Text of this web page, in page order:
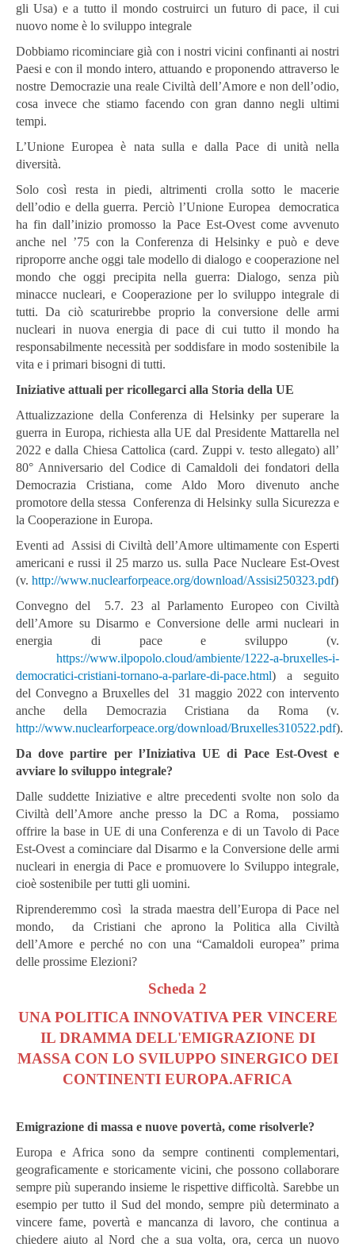
gli Usa) e a tutto il mondo costruirci un futuro di pace, il cui
nuovo nome è lo sviluppo integrale
Dobbiamo ricominciare già con i nostri vicini confinanti ai nostri
Paesi e con il mondo intero, attuando e proponendo attraverso le
nostre Democrazie una reale Civiltà dell’Amore e non dell’odio,
cosa invece che stiamo facendo con gran danno negli ultimi
tempi.
L’Unione Europea è nata sulla e dalla Pace di unità nella
diversità.
Solo così resta in piedi, altrimenti crolla sotto le macerie
dell’odio e della guerra. Perciò l’Unione Europea democratica
ha fin dall’inizio promosso la Pace Est-Ovest come avvenuto
anche nel ’75 con la Conferenza di Helsinky e può e deve
riproporre anche oggi tale modello di dialogo e cooperazione nel
mondo che oggi precipita nella guerra: Dialogo, senza più
minacce nucleari, e Cooperazione per lo sviluppo integrale di
tutti. Da ciò scaturirebbe proprio la conversione delle armi
nucleari in nuova energia di pace di cui tutto il mondo ha
responsabilmente necessità per soddisfare in modo sostenibile la
vita e i primari bisogni di tutti.
Iniziative attuali per ricollegarci alla Storia della UE
Attualizzazione della Conferenza di Helsinky per superare la
guerra in Europa, richiesta alla UE dal Presidente Mattarella nel
2022 e dalla Chiesa Cattolica (card. Zuppi v. testo allegato) all’
80° Anniversario del Codice di Camaldoli dei fondatori della
Democrazia Cristiana, come Aldo Moro divenuto anche
promotore della stessa Conferenza di Helsinky sulla Sicurezza e
la Cooperazione in Europa.
Eventi ad Assisi di Civiltà dell’Amore ultimamente con Esperti
americani e russi il 25 marzo us. sulla Pace Nucleare Est-Ovest
(v. http://www.nuclearforpeace.org/download/Assisi250323.pdf)
Convegno del 5.7. 23 al Parlamento Europeo con Civiltà
dell’Amore su Disarmo e Conversione delle armi nucleari in
energia di pace e sviluppo (v.
https://www.ilpopolo.cloud/ambiente/1222-a-bruxelles-i-
democratici-cristiani-tornano-a-parlare-di-pace.html) a seguito
del Convegno a Bruxelles del 31 maggio 2022 con intervento
anche della Democrazia Cristiana da Roma (v.
http://www.nuclearforpeace.org/download/Bruxelles310522.pdf).
Da dove partire per l’Iniziativa UE di Pace Est-Ovest e
avviare lo sviluppo integrale?
Dalle suddette Iniziative e altre precedenti svolte non solo da
Civiltà dell’Amore anche presso la DC a Roma, possiamo
offrire la base in UE di una Conferenza e di un Tavolo di Pace
Est-Ovest a cominciare dal Disarmo e la Conversione delle armi
nucleari in energia di Pace e promuovere lo Sviluppo integrale,
cioè sostenibile per tutti gli uomini.
Riprenderemmo così la strada maestra dell’Europa di Pace nel
mondo, da Cristiani che aprono la Politica alla Civiltà
dell’Amore e perché no con una “Camaldoli europea” prima
delle prossime Elezioni?
Scheda 2
UNA POLITICA INNOVATIVA PER VINCERE
IL DRAMMA DELL'EMIGRAZIONE DI
MASSA CON LO SVILUPPO SINERGICO DEI
CONTINENTI EUROPA.AFRICA
Emigrazione di massa e nuove povertà, come risolverle?
Europa e Africa sono da sempre continenti complementari,
geograficamente e storicamente vicini, che possono collaborare
sempre più superando insieme le rispettive difficoltà. Sarebbe un
esempio per tutto il Sud del mondo, sempre più determinato a
vincere fame, povertà e mancanza di lavoro, che continua a
chiedere aiuto al Nord che a sua volta, ora, cerca un nuovo